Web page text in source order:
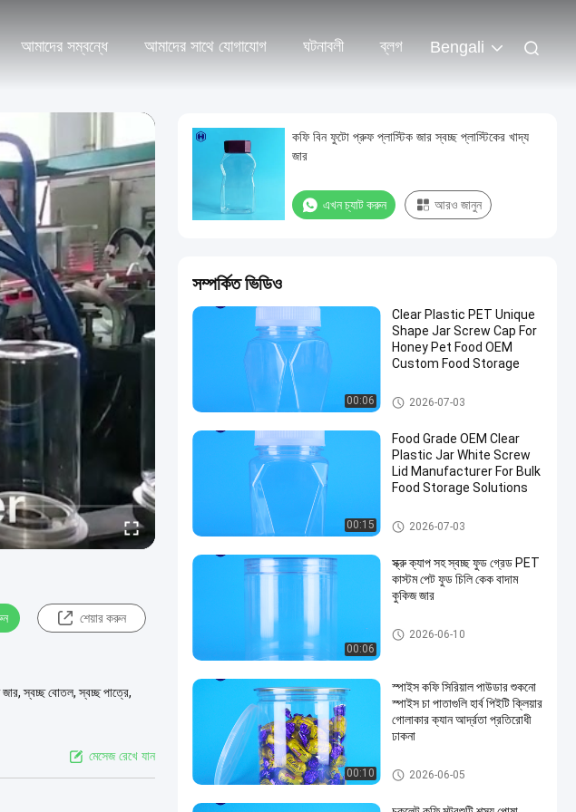
আমাদের সম্বন্ধে আমাদের সাথে যোগাযোগ ঘটনাবলী ব্লগ Bengali
শেয়ার করুন
জার, স্বচ্ছ বোতল, স্বচ্ছ পাত্রে,
মেসেজ রেখে যান
কফি বিন ফুটো প্রুফ প্লাস্টিক জার স্বচ্ছ প্লাস্টিকের খাদ্য
জার
এখন চ্যাট করুন আরও জানুন
সম্পর্কিত ভিডিও
00:06
Clear Plastic PET Unique
Shape Jar Screw Cap For
Honey Pet Food OEM
Custom Food Storage
প্লাস্টিকের প্যাকেজিং জার
2026-07-03
00:15
Food Grade OEM Clear
Plastic Jar White Screw
Lid Manufacturer For Bulk
Food Storage Solutions
প্লাস্টিকের প্যাকেজিং জার
2026-07-03
00:06
স্ক্রু ক্যাপ সহ স্বচ্ছ ফুড গ্রেড PET
কাস্টম পেট ফুড চিলি কেক বাদাম
কুকিজ জার
প্লাস্টিকের প্যাকেজিং জার
2026-06-10
00:10
স্পাইস কফি সিরিয়াল পাউডার শুকনো
স্পাইস চা পাতাগুলি হার্ব পিইটি ক্লিয়ার
গোলাকার ক্যান আর্দ্রতা প্রতিরোধী
ঢাকনা
প্লাস্টিকের প্যাকেজিং জার
2026-06-05